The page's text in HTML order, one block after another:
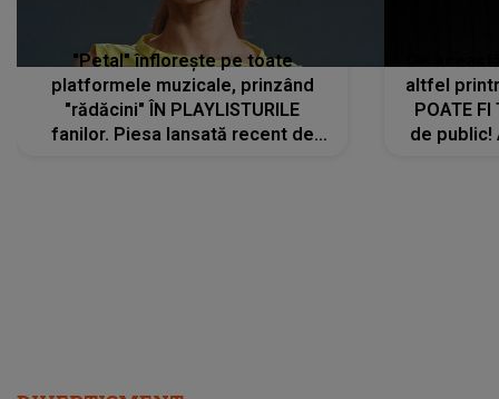
"Petal" înflorește pe toate
platformele muzicale, prinzând
"rădăcini" ÎN PLAYLISTURILE
fanilor. Piesa lansată recent de
altfel
POATE FI
de public!